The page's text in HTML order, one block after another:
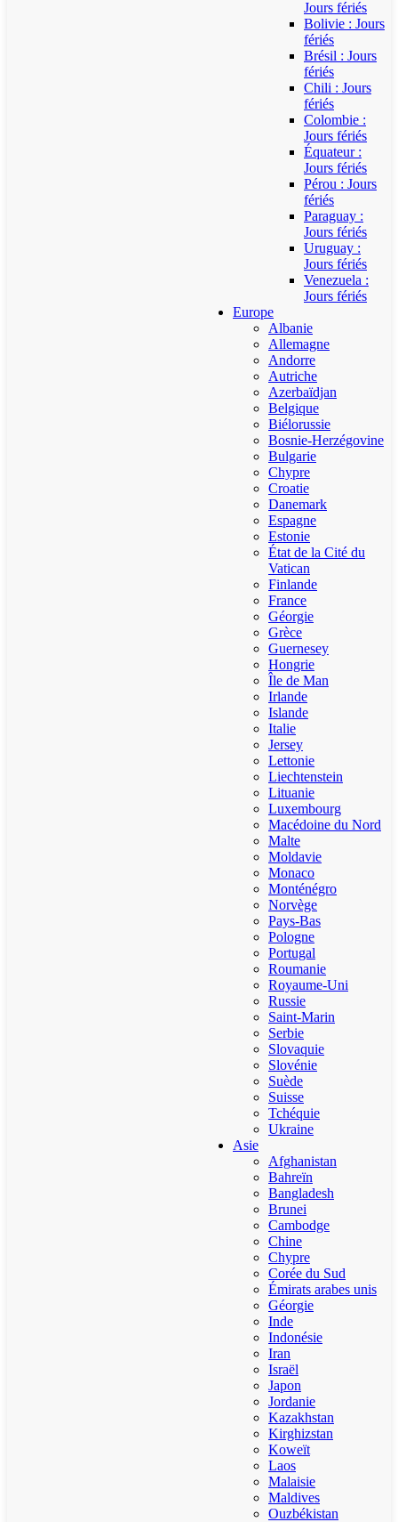
Jours fériés
Bolivie : Jours
fériés
Brésil : Jours
fériés
Chili : Jours
fériés
Colombie :
Jours fériés
Équateur :
Jours fériés
Pérou : Jours
fériés
Paraguay :
Jours fériés
Uruguay :
Jours fériés
Venezuela :
Jours fériés
Europe
Albanie
Allemagne
Andorre
Autriche
Azerbaïdjan
Belgique
Biélorussie
Bosnie-Herzégovine
Bulgarie
Chypre
Croatie
Danemark
Espagne
Estonie
État de la Cité du
Vatican
Finlande
France
Géorgie
Grèce
Guernesey
Hongrie
Île de Man
Irlande
Islande
Italie
Jersey
Lettonie
Liechtenstein
Lituanie
Luxembourg
Macédoine du Nord
Malte
Moldavie
Monaco
Monténégro
Norvège
Pays-Bas
Pologne
Portugal
Roumanie
Royaume-Uni
Russie
Saint-Marin
Serbie
Slovaquie
Slovénie
Suède
Suisse
Tchéquie
Ukraine
Asie
Afghanistan
Bahreïn
Bangladesh
Brunei
Cambodge
Chine
Chypre
Corée du Sud
Émirats arabes unis
Géorgie
Inde
Indonésie
Iran
Israël
Japon
Jordanie
Kazakhstan
Kirghizstan
Koweït
Laos
Malaisie
Maldives
Ouzbékistan